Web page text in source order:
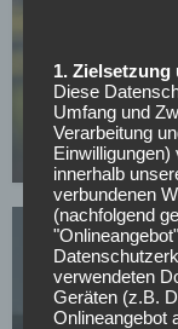
BUNDESLIGA
Mit nur 30
beendet im
07.05.2026
1.
Diese
Umfang und
Verarbeitung
innerhalb
verbundenen
(nachfolgend
verwendeten
Geräten (z.B.
Onlineangebot